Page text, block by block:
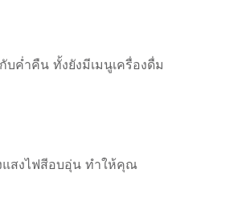
บค่ำคืน ทั้งยังมีเมนูเครื่องดื่ม
แสงไฟสีอบอุ่น ทำให้คุณ